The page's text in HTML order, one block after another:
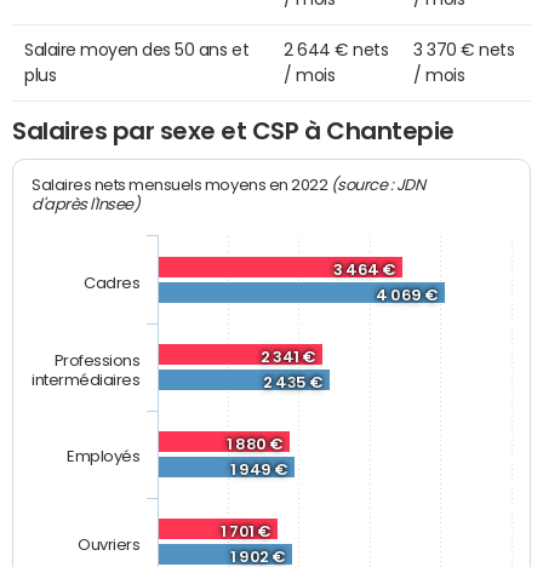
Salaire moyen des 50 ans et
plus
2 644 € nets
/ mois
3 370 € nets
/ mois
Salaires par sexe et CSP à Chantepie
Salaires nets mensuels moyens en 2022 (source : JDN
d'après l'Insee)
3 464 €
2 341 €
1 880 €
1 701 €
4 069 €
2 435 €
1 949 €
1 902 €
Cadres
Professions
intermédiaires
Employés
Ouvriers